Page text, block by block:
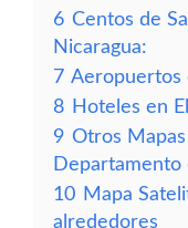
6 Centos de
Nicaragua:
7 Aeropuertos
8 Hoteles en
9 Otros
Departamento
10 Mapa
alrededores